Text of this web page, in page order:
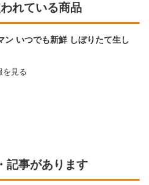
れている商品
ン いつでも新鮮 しぼりたて生し
を見る
記事があります